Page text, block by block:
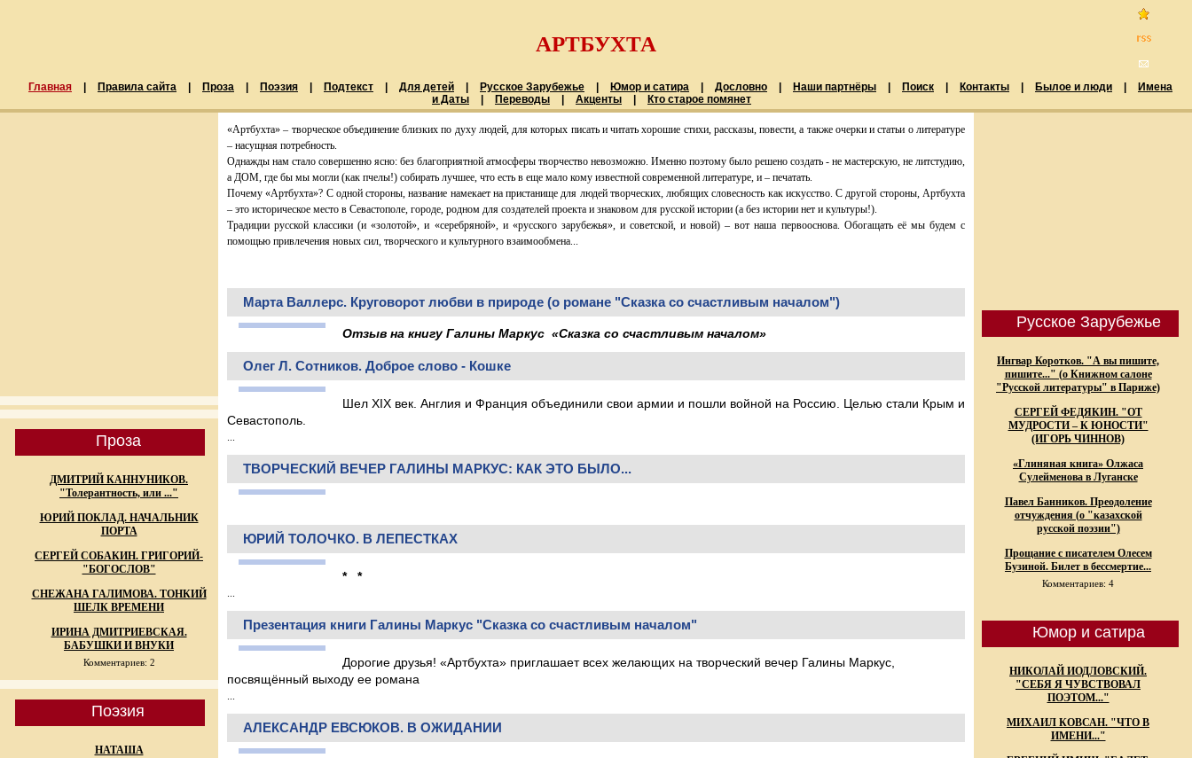
АРТБУХТА
Главная Правила сайта Проза Поэзия Подтекст Для детей Русское Зарубежье Юмор и сатира Дословно Наши партнёры Поиск Контакты Былое и люди
Имена
и Даты
Переводы Акценты Кто старое помянет
Проза
ДМИТРИЙ КАННУНИКОВ.
"Толерантность, или ..."
ЮРИЙ ПОКЛАД. НАЧАЛЬНИК
ПОРТА
СЕРГЕЙ СОБАКИН. ГРИГОРИЙ-
"БОГОСЛОВ"
СНЕЖАНА ГАЛИМОВА. ТОНКИЙ
ШЕЛК ВРЕМЕНИ
ИРИНА ДМИТРИЕВСКАЯ.
БАБУШКИ И ВНУКИ
Комментариев: 2
Поэзия
НАТАША
«Артбухта» – творческое объединение близких по духу людей, для которых писать и читать хорошие стихи, рассказы, повести, а также очерки и статьи о литературе
– насущная потребность.
Однажды нам стало совершенно ясно: без благоприятной атмосферы творчество невозможно. Именно поэтому было решено создать - не мастерскую, не литстудию,
а ДОМ, где бы мы могли (как пчелы!) собирать лучшее, что есть в еще мало кому известной современной литературе, и – печатать.
Почему «Артбухта»? С одной стороны, название намекает на пристанище для людей творческих, любящих словесность как искусство. С другой стороны, Артбухта
– это историческое место в Севастополе, городе, родном для создателей проекта и знаковом для русской истории (а без истории нет и культуры!).
Традиции русской классики (и «золотой», и «серебряной», и «русского зарубежья», и советской, и новой) – вот наша первооснова. Обогащать её мы будем с
помощью привлечения новых сил, творческого и культурного взаимообмена...
Марта Валлерс. Круговорот любви в природе (о романе "Сказка со счастливым началом")
Отзыв на книгу Галины Маркус «Сказка со счастливым началом»
Олег Л. Сотников. Доброе слово - Кошке
Шел XIX век. Англия и Франция объединили свои армии и пошли войной на Россию. Целью стали Крым и
Севастополь.
...
ТВОРЧЕСКИЙ ВЕЧЕР ГАЛИНЫ МАРКУС: КАК ЭТО БЫЛО...
ЮРИЙ ТОЛОЧКО. В ЛЕПЕСТКАХ
* *
...
Презентация книги Галины Маркус "Сказка со счастливым началом"
Дорогие друзья! «Артбухта» приглашает всех желающих на творческий вечер Галины Маркус,
посвящённый выходу ее романа
...
АЛЕКСАНДР ЕВСЮКОВ. В ОЖИДАНИИ
Русское Зарубежье
Ингвар Коротков. "А вы пишите,
пишите..." (о Книжном салоне
"Русской литературы" в Париже)
СЕРГЕЙ ФЕДЯКИН. "ОТ
МУДРОСТИ – К ЮНОСТИ"
(ИГОРЬ ЧИННОВ)
«Глиняная книга» Олжаса
Сулейменова в Луганске
Павел Банников. Преодоление
отчуждения (о "казахской
русской поэзии")
Прощание с писателем Олесем
Бузиной. Билет в бессмертие...
Комментариев: 4
Юмор и сатира
НИКОЛАЙ ИОДЛОВСКИЙ.
"СЕБЯ Я ЧУВСТВОВАЛ
ПОЭТОМ..."
МИХАИЛ КОВСАН. "ЧТО В
ИМЕНИ..."